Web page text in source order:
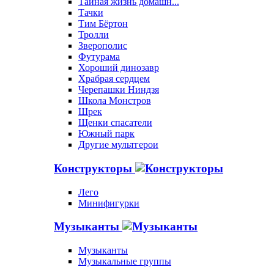
Тачки
Тим Бёртон
Тролли
Зверополис
Футурама
Хороший динозавр
Храбрая сердцем
Черепашки Ниндзя
Школа Монстров
Шрек
Щенки спасатели
Южный парк
Другие мультгерои
Конструкторы
Лего
Минифигурки
Музыканты
Музыканты
Музыкальные группы